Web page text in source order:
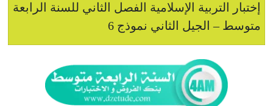
إختبار التربية الإسلامية الفصل الثاني للسنة الرابعة
متوسط – الجيل الثاني نموذج 6